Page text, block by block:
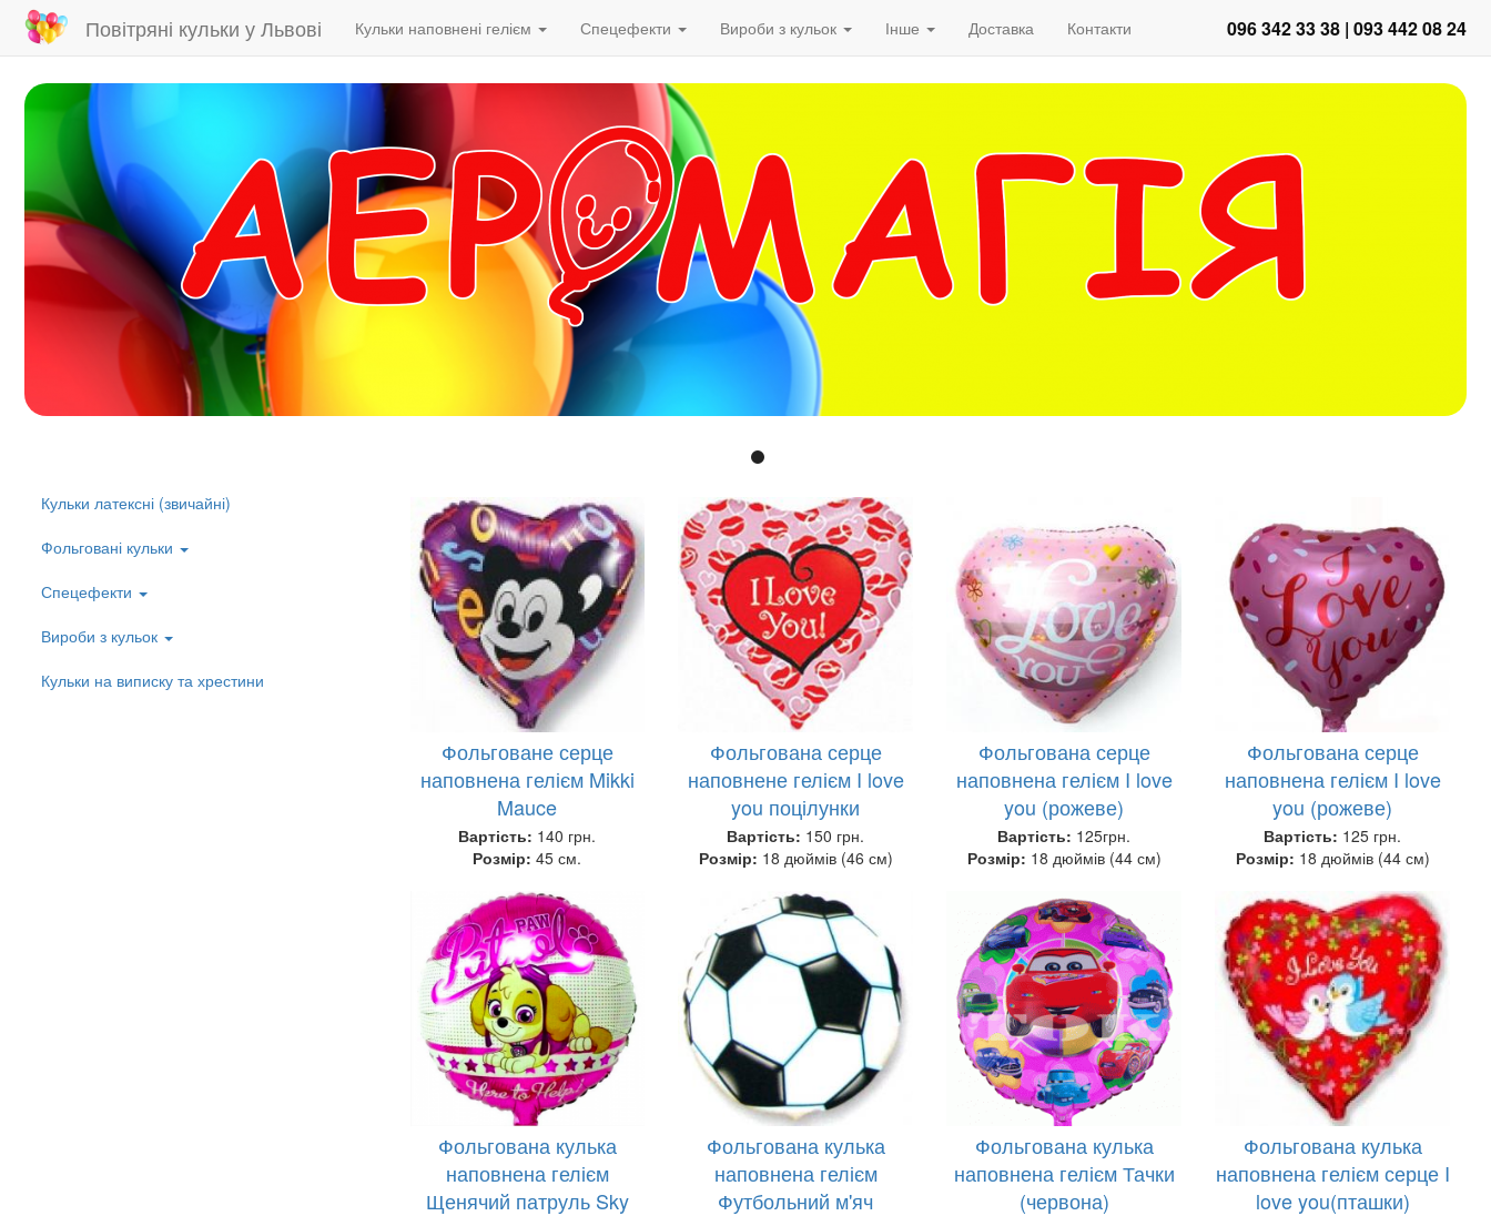
Повітряні кульки у Львові
Main
navigation
Кульки наповнені гелієм Спецефекти Вироби з кульок Інше Доставка Контакти
User
account
menu
096 342 33 38 | 093 442 08 24
Left
menu
Кульки латексні (звичайні)
Фольговані кульки
Спецефекти
Вироби з кульок
Кульки на виписку та хрестини
Фольговане серце
наповнена гелієм Mikki
Mauce
Вартість: 140 грн.
Розмір:45 см.
Фольгована серце
наповнене гелієм I love
you поцілунки
Вартість: 150 грн.
Розмір: 18 дюймів (46 см)
Фольгована серце
наповнена гелієм I love
you (рожеве)
Вартість: 125грн.
Розмір: 18 дюймів (44 см)
Фольгована серце
наповнена гелієм I love
you (рожеве)
Вартість: 125 грн.
Розмір: 18 дюймів (44 см)
Фольгована кулька
наповнена гелієм
Щенячий патруль Sky
Фольгована кулька
наповнена гелієм
Футбольний м'яч
Фольгована кулька
наповнена гелієм Тачки
(червона)
Фольгована кулька
наповнена гелієм серце I
love you(пташки)